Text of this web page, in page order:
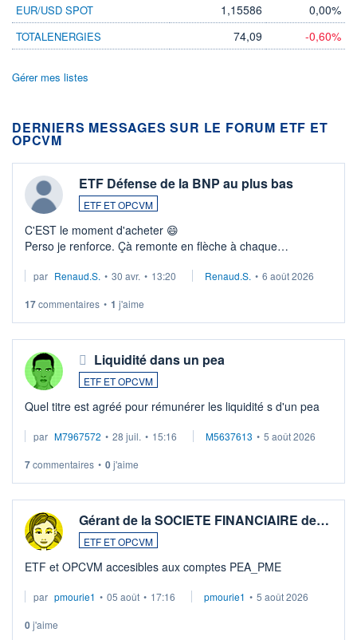
EUR/USD SPOT 1,15586 0,00%
TOTALENERGIES 74,09 -0,60%
Gérer mes listes
DERNIERS MESSAGES SUR LE FORUM ETF ET
OPCVM
ETF Défense de la BNP au plus bas
ETF ET OPCVM
C'EST le moment d'acheter 😄​
Perso je renforce. Çà remonte en flèche à chaque
Investissement long terme tip top pour sa retraite.
par Renaud.S. • 30 avr. • 13:20 Renaud.S. • 6 août 2026
17commentaires • 1 j'aime
Liquidité dans un pea
ETF ET OPCVM
Quel titre est agréé pour rémunérer les liquidité s d'un pea
par M7967572 • 28 juil. • 15:16 M5637613 • 5 août 2026
7commentaires • 0j'aime
Gérant de la SOCIETE FINANCIAIRE de…
ETF ET OPCVM
ETF et OPCVM accesibles aux comptes PEA_PME
par pmourie1 • 05 août • 17:16 pmourie1 • 5 août 2026
0j'aime